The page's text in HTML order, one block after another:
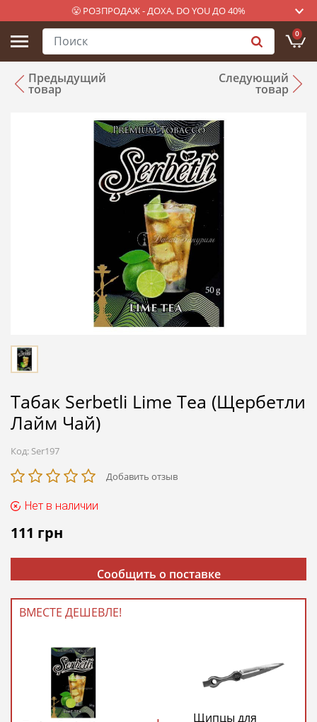
😤 РОЗПРОДАЖ - ДОХА, DO YOU ДО 40%
0
Предыдущий
товар
Следующий
товар
Табак Serbetli Lime Tea (Щербетли
Лайм Чай)
Код: Ser197
Добавить отзыв
Нет в наличии
111 грн
Сообщить о поставке
ВМЕСТЕ ДЕШЕВЛЕ!
Щипцы для